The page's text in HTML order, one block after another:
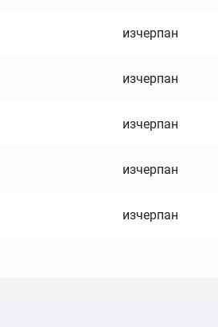
изчерпан
изчерпан
изчерпан
изчерпан
изчерпан